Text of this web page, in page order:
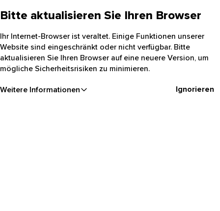
Bitte aktualisieren Sie Ihren Browser
Ihr Internet-Browser ist veraltet. Einige Funktionen unserer
Website sind eingeschränkt oder nicht verfügbar. Bitte
aktualisieren Sie Ihren Browser auf eine neuere Version, um
mögliche Sicherheitsrisiken zu minimieren.
Weitere Informationen Ignorieren